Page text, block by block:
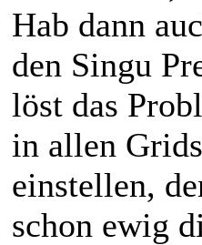
Hab dann
den Singu
löst das
in allen
einstellen,
schon ewig